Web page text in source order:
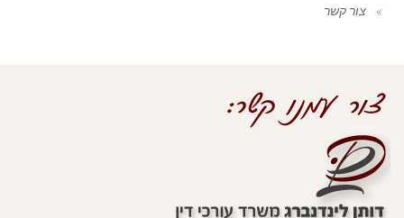
צור קשר